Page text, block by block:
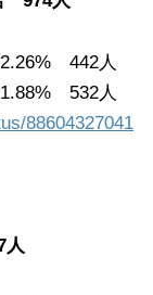
442人
532人
88604327041